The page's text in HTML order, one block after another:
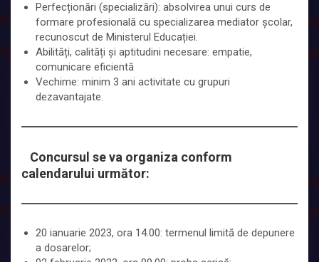
Perfecționări (specializări): absolvirea unui curs de
formare profesională cu specializarea mediator școlar,
recunoscut de Ministerul Educației.
Abilități, calități și aptitudini necesare: empatie,
comunicare eficientă
Vechime: minim 3 ani activitate cu grupuri
dezavantajate.
Concursul se va organiza conform
calendarului următor:
20 ianuarie 2023, ora 14.00: termenul limită de depunere
a dosarelor;